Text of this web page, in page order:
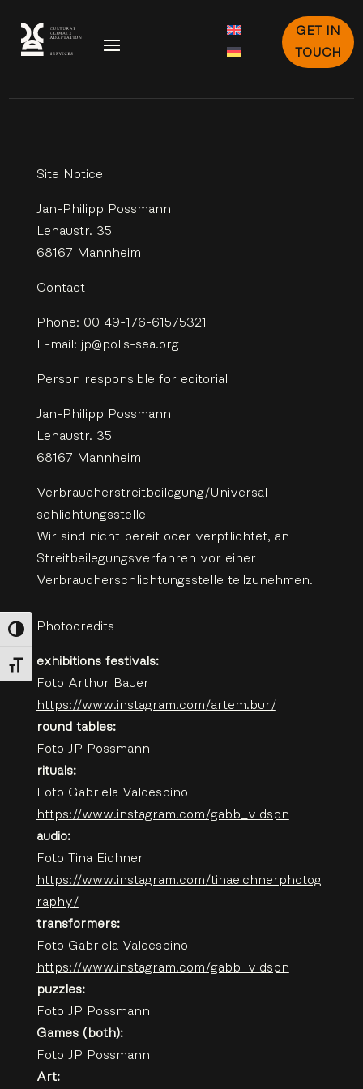
Toggle High Contrast
Toggle Font size
GET IN
TOUCH
Site Notice
Jan-Philipp Possmann
Lenaustr. 35
68167 Mannheim
Contact
Phone: 00 49-176-61575321
E-mail: jp@polis-sea.org
Person responsible for editorial
Jan-Philipp Possmann
Lenaustr. 35
68167 Mannheim
Verbraucher­streit­beilegung/Universal­
schlichtungs­stelle
Wir sind nicht bereit oder verpflichtet, an
Streitbeilegungsverfahren vor einer
Verbraucherschlichtungsstelle teilzunehmen.
Photocredits
exhibitions festivals:
Foto Arthur Bauer
https://www.instagram.com/artem.bur/
round tables:
Foto JP Possmann
rituals:
Foto Gabriela Valdespino
https://www.instagram.com/gabb_vldspn
audio:
Foto Tina Eichner
https://www.instagram.com/tinaeichnerphotog
raphy/
transformers:
Foto Gabriela Valdespino
https://www.instagram.com/gabb_vldspn
puzzles:
Foto JP Possmann
Games (both):
Foto JP Possmann
Art: